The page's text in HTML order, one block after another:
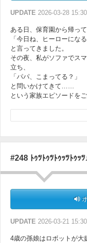
UPDATE 2026-03-28 15:30
ある日、保育園から帰っ
「今日ね、ヒーローにな
と言ってきました。
その夜、私がソファでス
立ち、
「パパ、こまってる？」
と問いかけてきて……
という家族エピソードをご
松尾さんもお子さんから
「そんなことどこで覚え
長田さんのお子さんはナ
#248 ﾄｩﾂﾄｩﾂﾄｩｯﾂﾄｩｯ
UPDATE 2026-03-21 15:30
4歳の孫娘はロボットが大